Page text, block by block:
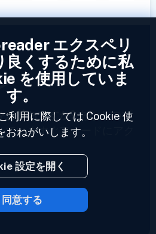
お持ちですか?あなたのプ
ていますぐフィードにアク
© Inoreader
エクスペリ
良くするために私
を使用していま
す。
利用に際しては Cookie 使
おねがいします。
設定を開く
同意する